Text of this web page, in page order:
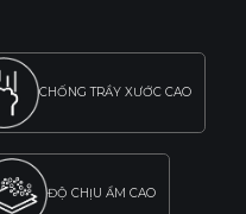
CHỐNG TRẦY XƯỚC CAO
ĐỘ CHỊU ẨM CAO